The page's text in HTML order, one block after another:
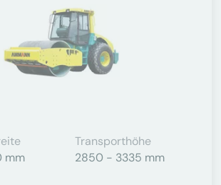
mm
Transporthöhe
2850 - 3335 mm